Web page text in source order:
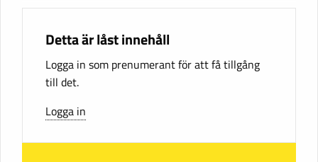
Detta är låst innehåll
Logga in som prenumerant för att få tillgång
till det.
Logga in